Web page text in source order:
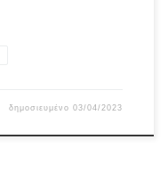
δημοσιευμένο03/04/2023